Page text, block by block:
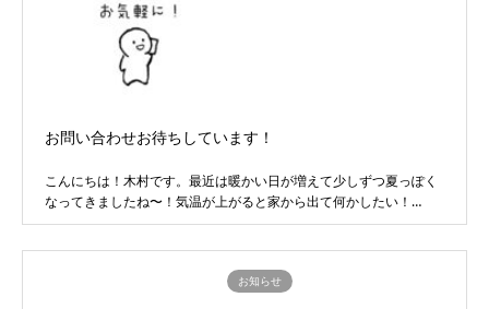
お問い合わせお待ちしています！
こんにちは！木村です。最近は暖かい日が増えて少しずつ夏っぽく
なってきましたね〜！気温が上がると家から出て何かしたい！…
お知らせ